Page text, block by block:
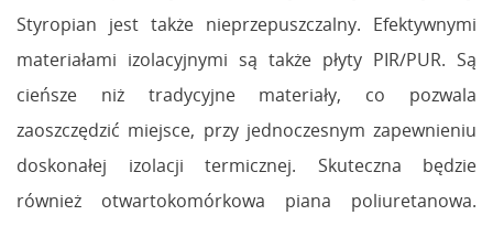
Styropian jest także nieprzepuszczalny. Efektywnymi
materiałami izolacyjnymi są także płyty PIR/PUR. Są
cieńsze niż tradycyjne materiały, co pozwala
zaoszczędzić miejsce, przy jednoczesnym zapewnieniu
doskonałej izolacji termicznej. Skuteczna będzie
również otwartokomórkowa piana poliuretanowa.